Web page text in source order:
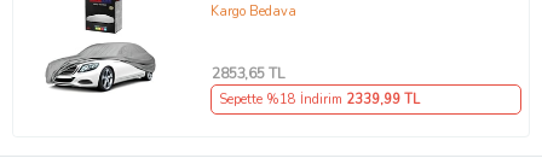
Kargo Bedava
2853,65 TL
Sepette %18 İndirim 2339,99 TL